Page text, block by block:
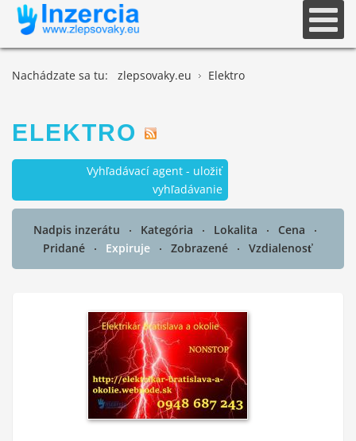
Nachádzate sa tu: zlepsovaky.eu Elektro
ELEKTRO
Vyhľadávací agent - uložiť
vyhľadávanie
Nadpis inzerátu Kategória Lokalita
Cena
Pridané
Expiruje Zobrazené Vzdialenosť